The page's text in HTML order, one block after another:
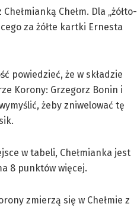
Chełm. Dla „żółto-
za żółte kartki Ernesta
powiedzieć, że w składzie
Korony: Grzegorz Bonin i
żeby zniwelować tę
w tabeli, Chełmianka jest
8 punktów więcej.
zmierzą się w Chełmie z